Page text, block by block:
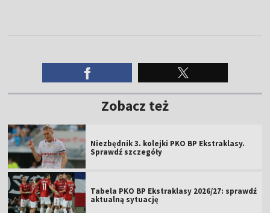
Zobacz też
Niezbędnik 3. kolejki PKO BP Ekstraklasy.
Sprawdź szczegóły
Tabela PKO BP Ekstraklasy 2026/27: sprawdź
aktualną sytuację